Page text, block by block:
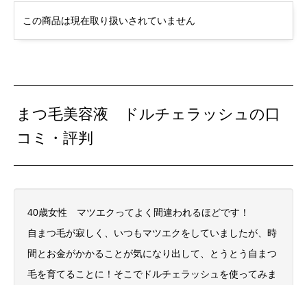
この商品は現在取り扱いされていません
まつ毛美容液 ドルチェラッシュの口
コミ・評判
40歳女性 マツエクってよく間違われるほどです！
自まつ毛が寂しく、いつもマツエクをしていましたが、時
間とお金がかかることが気になり出して、とうとう自まつ
毛を育てることに！そこでドルチェラッシュを使ってみま